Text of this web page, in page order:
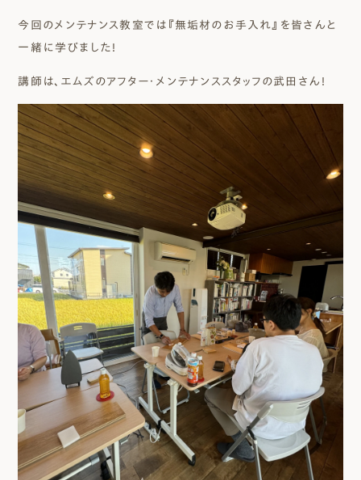
今回のメンテナンス教室では『無垢材のお手入れ』を皆さんと
一緒に学びました！
講師は、エムズのアフター・メンテナンススタッフの武田さん！